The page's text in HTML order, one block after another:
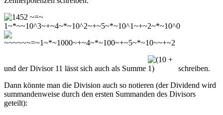
und der Divisor 11 lässt sich auch als Summe
schreiben.
Dann könnte man die Division auch so notieren (der Dividend wird
summandenweise durch den ersten Summanden des Divisors
geteilt):